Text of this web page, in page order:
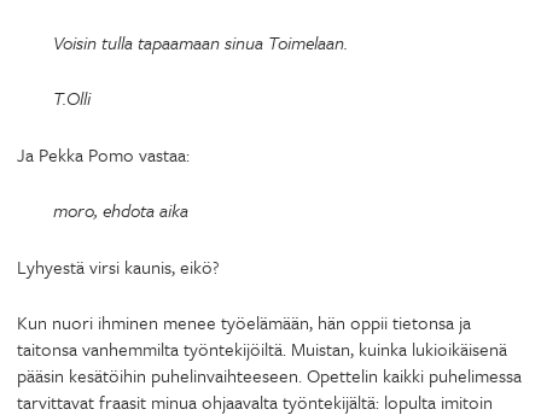
Voisin tulla tapaamaan sinua Toimelaan.
T.Olli
Ja Pekka Pomo vastaa:
moro, ehdota aika
Lyhyestä virsi kaunis, eikö?
Kun nuori ihminen menee työelämään, hän oppii tietonsa ja
taitonsa vanhemmilta työntekijöiltä. Muistan, kuinka lukioikäisenä
pääsin kesätöihin puhelinvaihteeseen. Opettelin kaikki puhelimessa
tarvittavat fraasit minua ohjaavalta työntekijältä: lopulta imitoin